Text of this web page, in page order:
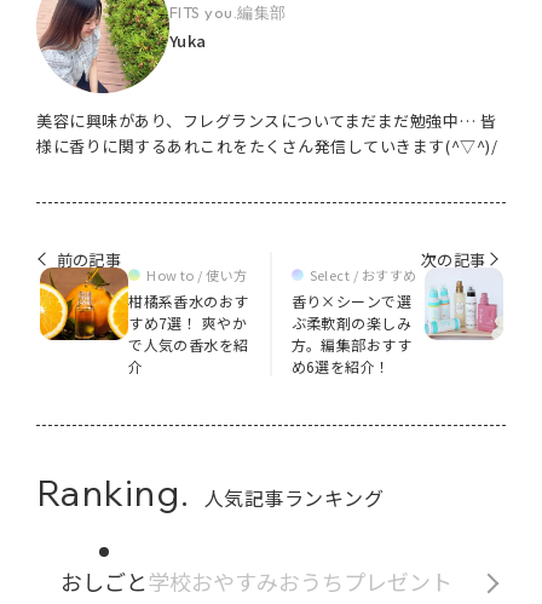
FITS you.編集部
Yuka
美容に興味があり、フレグランスについてまだまだ勉強中… 皆
様に香りに関するあれこれをたくさん発信していきます(^▽^)/
前の記事
How to / 使い方
柑橘系香水のおす
すめ7選！ 爽やか
で人気の香水を紹
介
次の記事
Select / おすすめ
香り×シーンで選
ぶ柔軟剤の楽しみ
方。編集部おすす
め6選を紹介！
Ranking. 人気記事ランキング
おしごと学校おやすみおうち プレゼント